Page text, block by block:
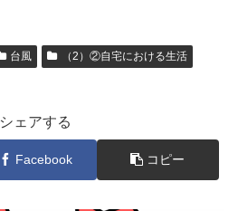
台風
（2）②自宅における生活
シェアする
Facebook コピー